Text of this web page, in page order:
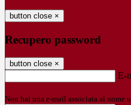
button close ×
Recupero password
button close ×
E-
Non hai una e-mail associata al nome